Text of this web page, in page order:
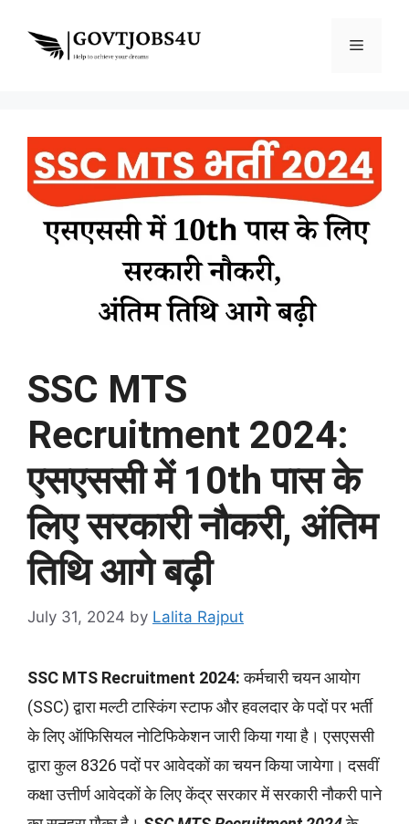
content
Menu
SSC MTS
Recruitment 2024:
एसएससी में 10th पास के
लिए सरकारी नौकरी, अंतिम
तिथि आगे बढ़ी
July 31, 2024 by Lalita Rajput
SSC MTS Recruitment 2024:कर्मचारी चयन आयोग
(SSC) द्वारा मल्टी टास्किंग स्टाफ और हवलदार के पदों पर भर्ती
के लिए ऑफिसियल नोटिफिकेशन जारी किया गया है। एसएससी
द्वारा कुल 8326 पदों पर आवेदकों का चयन किया जायेगा। दसवीं
कक्षा उत्तीर्ण आवेदकों के लिए केंद्र सरकार में सरकारी नौकरी पाने